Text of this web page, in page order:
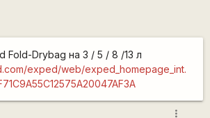
Fold-Drybag на 3 / 5 / 8 /13 л
exped/web/exped_homepage_int.
more_vert